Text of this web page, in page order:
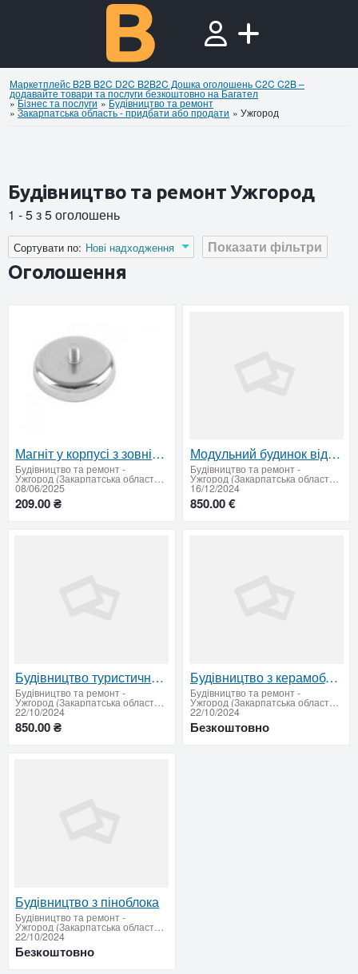
Маркетплейс B2B B2C D2C B2B2C Дошка оголошень C2C C2B –
додавайте товари та послуги безкоштовно на Багател
»Бiзнес та послуги »Будівництво та ремонт
» Закарпатська область - придбати або продати » Ужгород
Будівництво та ремонт Ужгород
1 - 5 з 5 оголошень
Показати фільтри
Сортувати по: Нові надходження
Оголошення
Магніт у корпусі з зовнішнім різьбленням С42
Будівництво та ремонт-
Ужгород (Закарпатська область - придбати або продати)
08/06/2025
209.00 ₴
Модульний будинок від КОЛЕО – від 28 м² за 45 днів!
Будівництво та ремонт-
Ужгород (Закарпатська область - придбати або продати)
16/12/2024
850.00 €
Будівництво туристичних баз для відпочинку
Будівництво та ремонт-
Ужгород (Закарпатська область - придбати або продати)
22/10/2024
850.00 ₴
Будівництво з керамоблоку
Будівництво та ремонт-
Ужгород (Закарпатська область - придбати або продати)
22/10/2024
Безкоштовно
Будівництво з піноблока
Будівництво та ремонт-
Ужгород (Закарпатська область - придбати або продати)
22/10/2024
Безкоштовно